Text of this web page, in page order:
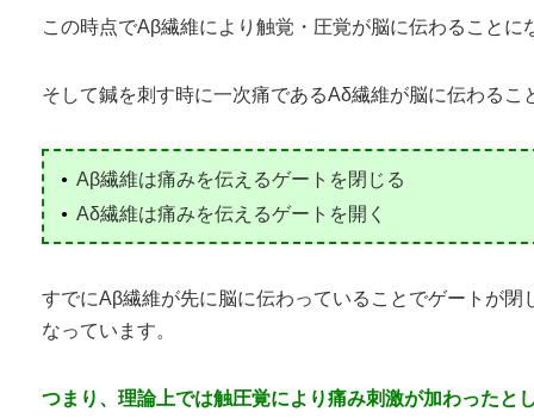
この時点でAβ繊維により触覚・圧覚が脳に伝わることに
そして鍼を刺す時に一次痛であるAδ繊維が脳に伝わる
Aβ繊維は痛みを伝えるゲートを閉じる
Aδ繊維は痛みを伝えるゲートを開く
すでにAβ繊維が先に脳に伝わっていることでゲートが
なっています。
つまり、理論上では触圧覚により痛み刺激が加わったと